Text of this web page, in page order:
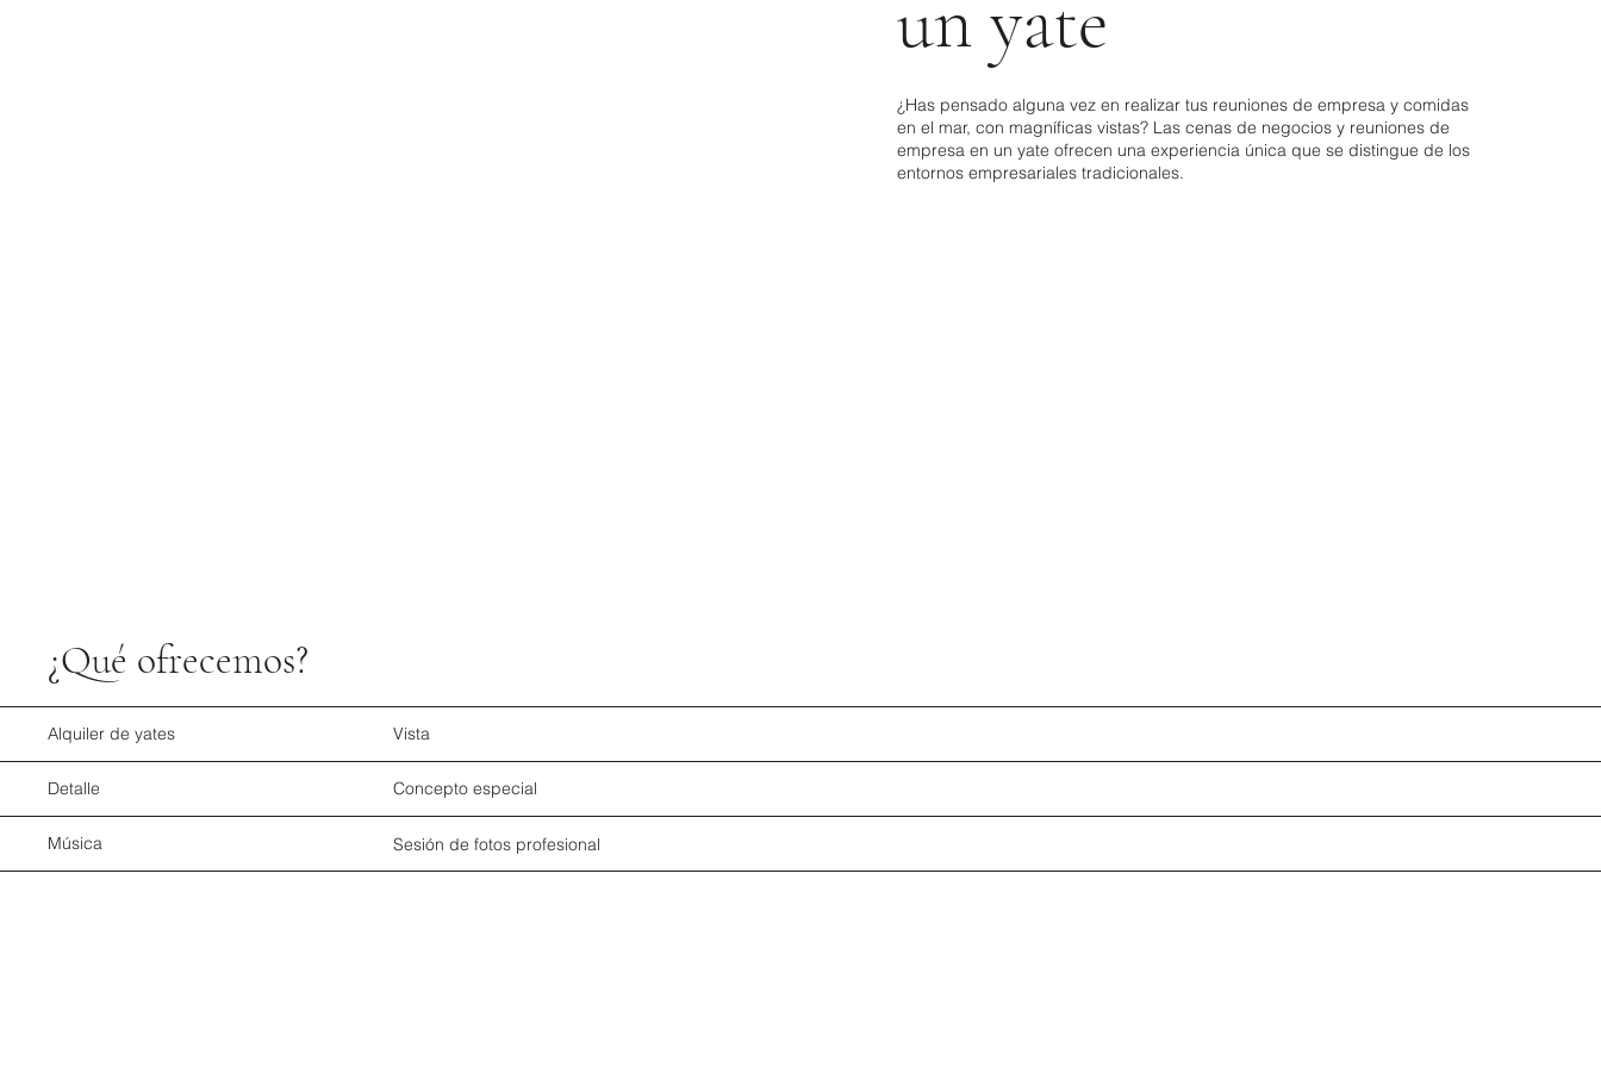
un yate
¿Has pensado alguna vez en realizar tus reuniones de empresa y comidas
en el mar, con magníficas vistas? Las cenas de negocios y reuniones de
empresa en un yate ofrecen una experiencia única que se distingue de los
entornos empresariales tradicionales.
¿Qué ofrecemos?
Alquiler de yates Vista
Detalle Concepto especial
Música Sesión de fotos profesional